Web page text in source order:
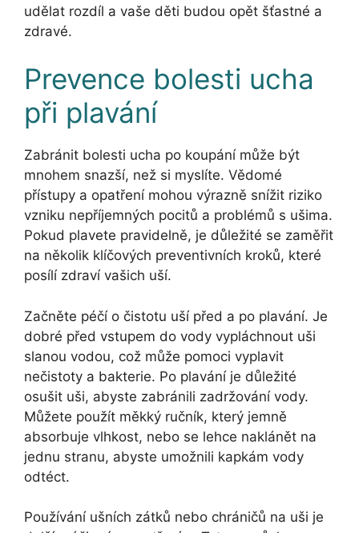
udělat rozdíl a vaše děti budou opět šťastné a
zdravé.
Prevence bolesti ucha
při plavání
Zabránit bolesti ucha po koupání může být
mnohem snazší, než si myslíte. Vědomé
přístupy a opatření mohou výrazně snížit riziko
vzniku nepříjemných pocitů a problémů s ušima.
Pokud plavete pravidelně, je důležité se zaměřit
na několik klíčových preventivních kroků, které
posílí zdraví vašich uší.
Začněte péčí o čistotu uší před a po plavání. Je
dobré před vstupem do vody vypláchnout uši
slanou vodou, což může pomoci vyplavit
nečistoty a bakterie. Po plavání je důležité
osušit uši, abyste zabránili zadržování vody.
Můžete použít měkký ručník, který jemně
absorbuje vlhkost, nebo se lehce naklánět na
jednu stranu, abyste umožnili kapkám vody
odtéct.
Používání ušních zátků nebo chráničů na uši je